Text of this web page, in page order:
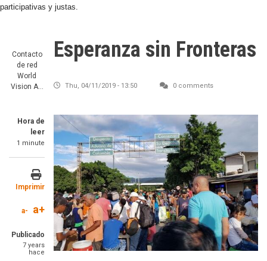
participativas y justas.
Contacto
de red
World
Vision A…
Hora de
leer
1 minute
Imprimir
a- a+
Publicado
7 years
hace
Esperanza sin Fronteras
Thu, 04/11/2019 - 13:50 0 comments